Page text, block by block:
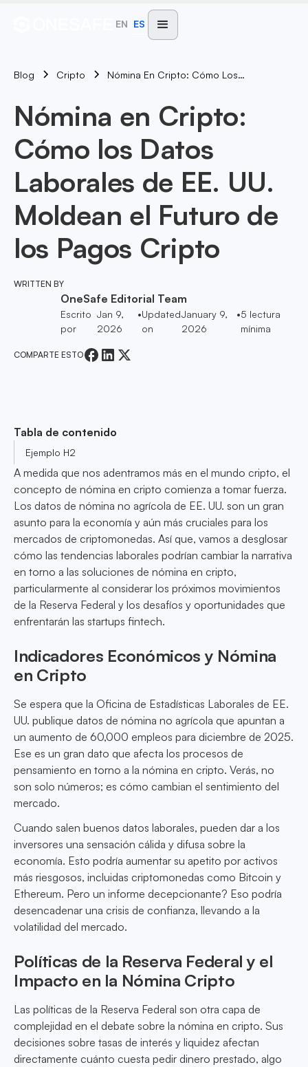
EN ES
Blog Cripto Nómina En Cripto: Cómo Los Datos Laborales De EE. UU. Moldean El Futuro De Los Pagos Cripto
Nómina en Cripto:
Cómo los Datos
Laborales de EE. UU.
Moldean el Futuro de
los Pagos Cripto
WRITTEN BY
OneSafe Editorial Team
Escrito
por
Jan 9,
2026
•Updated
on
January 9,
2026
•5 lectura
mínima
COMPARTE ESTO
Tabla de contenido
Ejemplo H2
A medida que nos adentramos más en el mundo cripto, el
concepto de nómina en cripto comienza a tomar fuerza.
Los datos de nómina no agrícola de EE. UU. son un gran
asunto para la economía y aún más cruciales para los
mercados de criptomonedas. Así que, vamos a desglosar
cómo las tendencias laborales podrían cambiar la narrativa
en torno a las soluciones de nómina en cripto,
particularmente al considerar los próximos movimientos
de la Reserva Federal y los desafíos y oportunidades que
enfrentarán las startups fintech.
Indicadores Económicos y Nómina
en Cripto
Se espera que la Oficina de Estadísticas Laborales de EE.
UU. publique datos de nómina no agrícola que apuntan a
un aumento de 60,000 empleos para diciembre de 2025.
Ese es un gran dato que afecta los procesos de
pensamiento en torno a la nómina en cripto. Verás, no
son solo números; es cómo cambian el sentimiento del
mercado.
Cuando salen buenos datos laborales, pueden dar a los
inversores una sensación cálida y difusa sobre la
economía. Esto podría aumentar su apetito por activos
más riesgosos, incluidas criptomonedas como Bitcoin y
Ethereum. Pero un informe decepcionante? Eso podría
desencadenar una crisis de confianza, llevando a la
volatilidad del mercado.
Políticas de la Reserva Federal y el
Impacto en la Nómina Cripto
Las políticas de la Reserva Federal son otra capa de
complejidad en el debate sobre la nómina en cripto. Sus
decisiones sobre tasas de interés y liquidez afectan
directamente cuánto cuesta pedir dinero prestado, algo